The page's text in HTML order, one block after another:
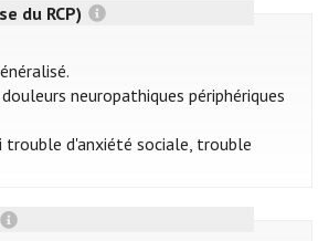
du RCP)
neuropathiques périphériques
trouble d'anxiété sociale, trouble